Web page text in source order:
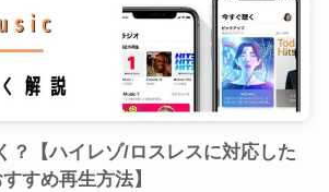
？【ハイレゾ/ロスレスに対応した
すめ再生方法】